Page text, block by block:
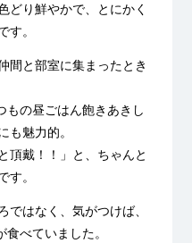
どり鮮やかで、とにかく
す。
間と部室に集まったとき
の昼ごはん飽きあきし
も魅力的。
頂戴！！」と、ちゃんと
す。
はなく、気がつけば、
べていました。